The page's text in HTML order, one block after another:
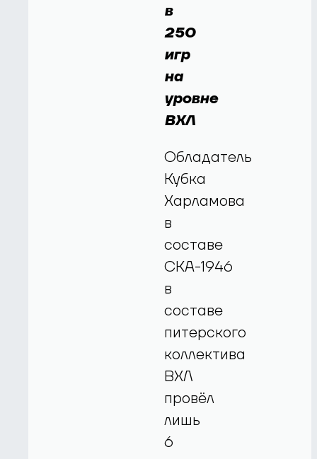
в
250
игр
на
уровне
ВХЛ
Обладатель
Кубка
Харламова
в
составе
СКА-1946
в
составе
питерского
коллектива
ВХЛ
провёл
лишь
6